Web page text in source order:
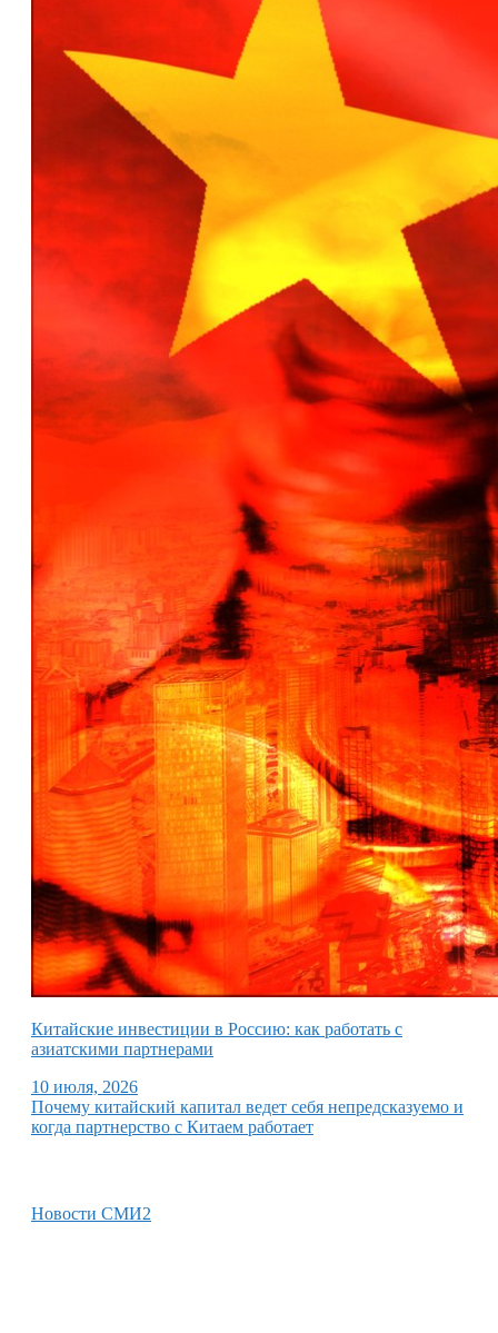
Китайские инвестиции в Россию: как работать с
азиатскими партнерами
10 июля, 2026
Почему китайский капитал ведет себя непредсказуемо и
когда партнерство с Китаем работает
Новости СМИ2